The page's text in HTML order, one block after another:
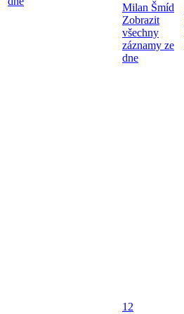
Milan Šmíd
Zobrazit
všechny
záznamy ze
dne
12